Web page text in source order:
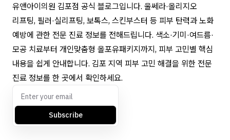
유앤아이의원 김포점 공식 블로그입니다. 울쎄라·올리지오
리프팅, 필러·실리프팅, 보톡스, 스킨부스터 등 피부 탄력과 노화
예방에 관한 전문 진료 정보를 전해드립니다. 색소·기미·여드름·
모공 치료부터 개인맞춤형 올포유패키지까지, 피부 고민별 핵심
내용을 쉽게 안내합니다. 김포 지역 피부 고민 해결을 위한 전문
진료 정보를 한 곳에서 확인하세요.
Subscribe